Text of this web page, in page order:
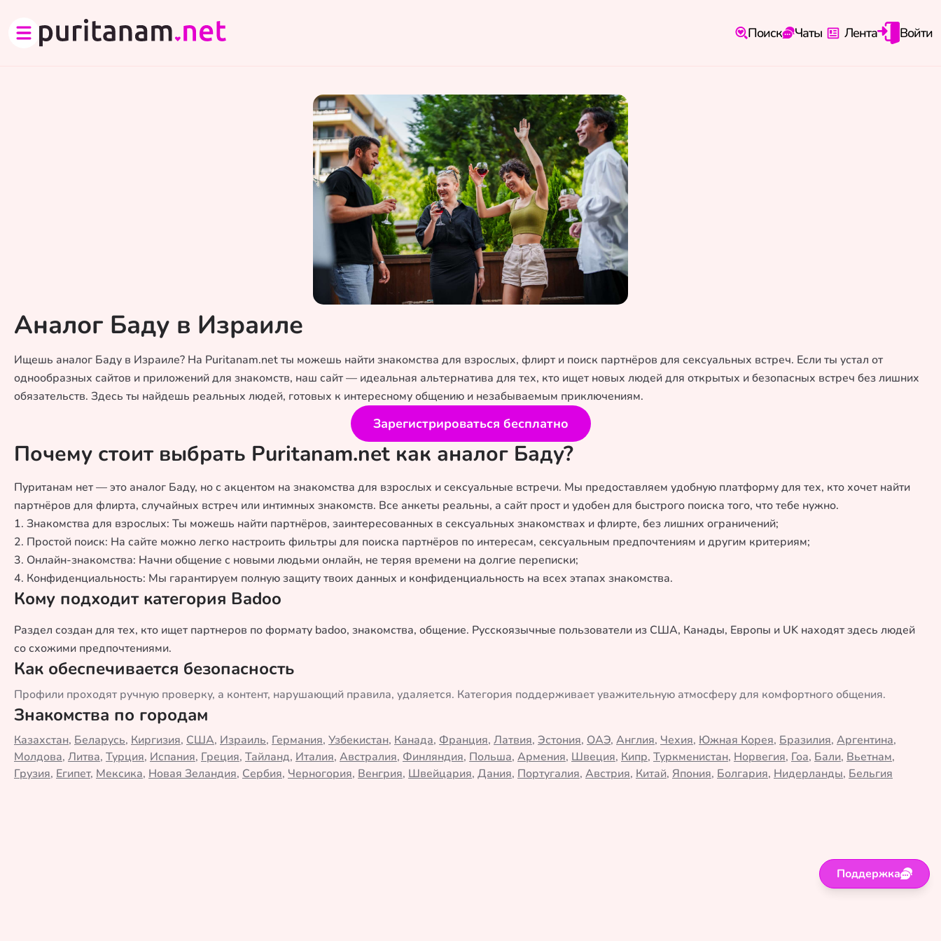
Поиск Чаты Лента Войти
Аналог Баду в Израиле
Ищешь аналог Баду в Израиле? На Puritanam.net ты можешь найти знакомства для взрослых, флирт и поиск партнёров для сексуальных встреч. Если ты устал от
однообразных сайтов и приложений для знакомств, наш сайт — идеальная альтернатива для тех, кто ищет новых людей для открытых и безопасных встреч без лишних
обязательств. Здесь ты найдешь реальных людей, готовых к интересному общению и незабываемым приключениям.
Зарегистрироваться бесплатно
Почему стоит выбрать Puritanam.net как аналог Баду?
Пуританам нет — это аналог Баду, но с акцентом на знакомства для взрослых и сексуальные встречи. Мы предоставляем удобную платформу для тех, кто хочет найти
партнёров для флирта, случайных встреч или интимных знакомств. Все анкеты реальны, а сайт прост и удобен для быстрого поиска того, что тебе нужно.
1. Знакомства для взрослых: Ты можешь найти партнёров, заинтересованных в сексуальных знакомствах и флирте, без лишних ограничений;
2. Простой поиск: На сайте можно легко настроить фильтры для поиска партнёров по интересам, сексуальным предпочтениям и другим критериям;
3. Онлайн-знакомства: Начни общение с новыми людьми онлайн, не теряя времени на долгие переписки;
4. Конфиденциальность: Мы гарантируем полную защиту твоих данных и конфиденциальность на всех этапах знакомства.
Кому подходит категория Badoo
Раздел создан для тех, кто ищет партнеров по формату badoo, знакомства, общение. Русскоязычные пользователи из США, Канады, Европы и UK находят здесь людей
со схожими предпочтениями.
Как обеспечивается безопасность
Профили проходят ручную проверку, а контент, нарушающий правила, удаляется. Категория поддерживает уважительную атмосферу для комфортного общения.
Знакомства по городам
Казахстан, Беларусь, Киргизия, США, Израиль, Германия, Узбекистан, Канада, Франция, Латвия, Эстония, ОАЭ, Англия, Чехия, Южная Корея, Бразилия, Аргентина,
Молдова, Литва, Турция, Испания, Греция, Тайланд, Италия, Австралия, Финляндия, Польша, Армения, Швеция, Кипр, Туркменистан, Норвегия, Гоа, Бали, Вьетнам,
Грузия, Египет, Мексика, Новая Зеландия, Сербия, Черногория, Венгрия, Швейцария, Дания, Португалия, Австрия, Китай, Япония, Болгария, Нидерланды, Бельгия
Поддержка